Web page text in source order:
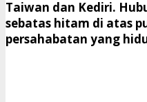
Taiwan dan Kediri.
sebatas hitam di atas
persahabatan yang